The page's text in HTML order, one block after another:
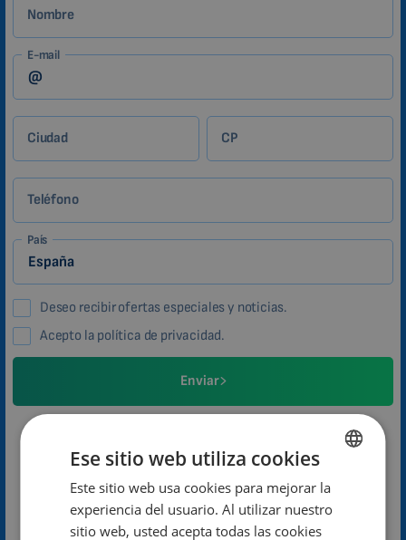
Nombre
E-mail
Ciudad CP
Teléfono
País
Deseo recibir ofertas especiales y noticias.
Acepto la política de privacidad.
Enviar
Jana Kunová
Atención al cliente
ENGLISH
DUTCH
Ese sitio web utiliza cookies
Este sitio web usa cookies para mejorar la
experiencia del usuario. Al utilizar nuestro
sitio web, usted acepta todas las cookies